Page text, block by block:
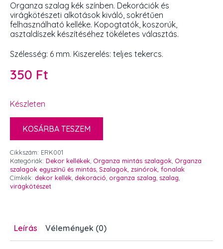
Organza szalag kék színben. Dekorációk és
virágkötészeti alkotások kiváló, sokrétűen
felhasználható kelléke. Kopogtatók, koszorúk,
asztaldíszek készítéséhez tökéletes választás.
Szélesség: 6 mm. Kiszerelés: teljes tekercs.
350 Ft
Készleten
KOSÁRBA TESZEM
Cikkszám: ERK001
Kategóriák: Dekor kellékek, Organza mintás szalagok, Organza
szalagok egyszínű és mintás, Szalagok, zsinórok, fonalak
Címkék: dekor kellék, dekoráció, organza szalag, szalag,
virágkötészet
Leírás Vélemények (0)